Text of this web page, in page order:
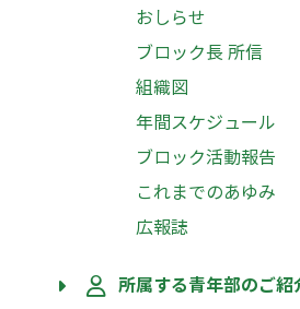
おしらせ
ブロック長 所信
組織図
年間スケジュール
ブロック活動報告
これまでのあゆみ
広報誌
所属する青年部のご紹